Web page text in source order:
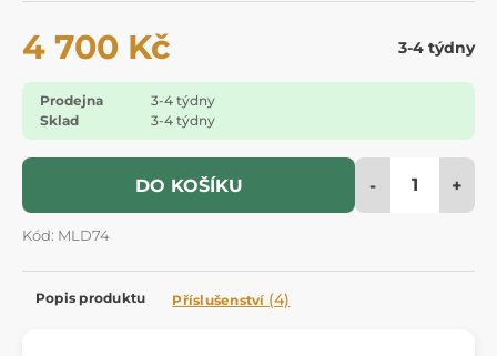
4 700 Kč 3-4 týdny
Prodejna
3-4 týdny
Sklad
3-4 týdny
DO KOŠÍKU - +
Kód: MLD74
Popis produktu Příslušenství (4)